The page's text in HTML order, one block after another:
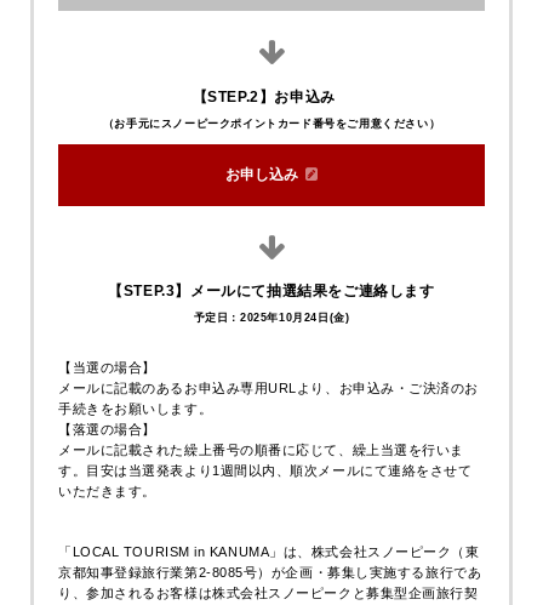
本ツアーでは朝食でイベント限定パニー
Snow Peak 鹿沼 キャンプフィール
Snow Peak 鹿沼の愉快で明るいスタッフ
が皆様が楽しく過ごせるようサポートさ
消灯・就寝
朝食｜イベント限定パニーニセットをいただきます。
麻守つくりワークショップ
統の組子を使ったアクセサリーを製作します。
閉会式・記念撮影、終了後は解散となります。
localtourism@snowpeak.co.jp
【STEP.2】お申込み
（お手元にスノーピークポイントカード番号をご用意ください）
お申し込み
【STEP.3】メールにて抽選結果をご連絡します
予定日：2025年10月24日(金)
【当選の場合】
メールに記載のあるお申込み専用URLより、お申込み・ご決済のお
手続きをお願いします。
【落選の場合】
メールに記載された繰上番号の順番に応じて、繰上当選を行いま
す。目安は当選発表より1週間以内、順次メールにて連絡をさせて
いただきます。
「LOCAL TOURISM in KANUMA」は、株式会社スノーピーク（東
京都知事登録旅行業第2-8085号）が企画・募集し実施する旅行であ
り、参加されるお客様は株式会社スノーピークと募集型企画旅行契